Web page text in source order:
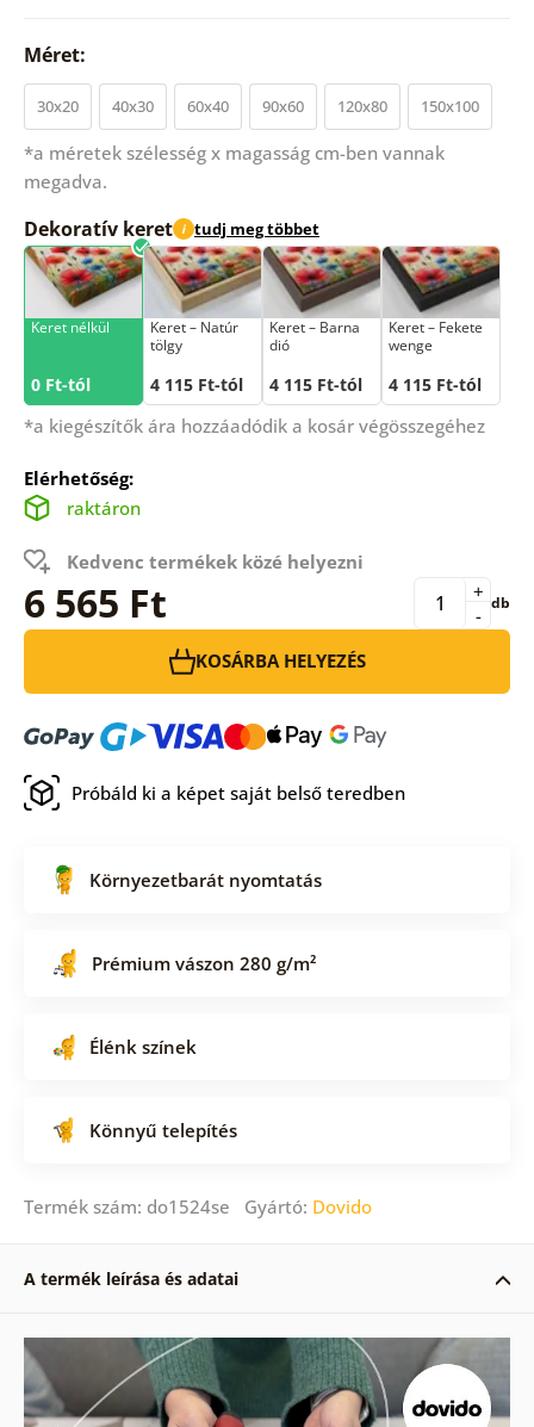
Méret:
30x20 40x30 60x40 90x60 120x80 150x100
*a méretek szélesség x magasság cm-ben vannak
megadva.
Dekoratív keret i tudj meg többet
Keret nélkül
0 Ft-tól
Keret – Natúr
tölgy
4 115 Ft-tól
Keret – Barna
dió
4 115 Ft-tól
Keret – Fekete
wenge
4 115 Ft-tól
*a kiegészítők ára hozzáadódik a kosár végösszegéhez
Elérhetőség:
raktáron
Kedvenc termékek közé helyezni
6 565 Ft -
+ db
KOSÁRBA HELYEZÉS
Próbáld ki a képet saját belső teredben
Környezetbarát nyomtatás
Prémium vászon 280 g/m²
Élénk színek
Könnyű telepítés
Termék szám: do1524se Gyártó: Dovido
A termék leírása és adatai